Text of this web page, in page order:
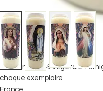
Neuvaine 100% Végétale.
chaque exemplaire
France